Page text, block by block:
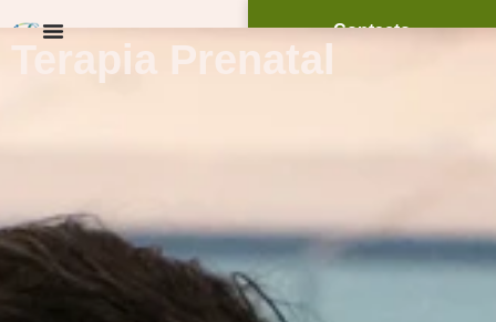
Contacto
Terapia Prenatal